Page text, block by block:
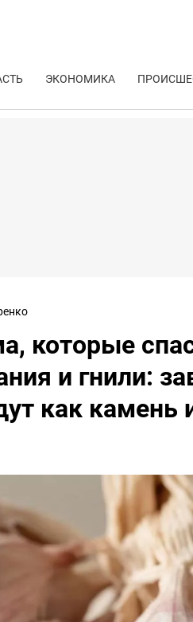
ЭКОНОМИКА
которые
и гнили:
как камень